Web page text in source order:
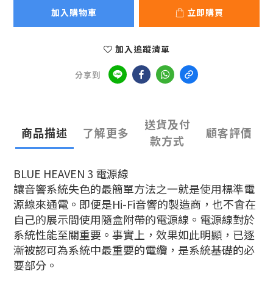
加入購物車 立即購買
加入追蹤清單
分享到
商品描述 了解更多
送貨及付
款方式
顧客評價
BLUE HEAVEN 3 電源線
讓音響系統失色的最簡單方法之一就是使用標準電
源線來通電。即便是Hi-Fi音響的製造商，也不會在
自己的展示間使用隨盒附帶的電源線。電源線對於
系統性能至關重要。事實上，效果如此明顯，已逐
漸被認可為系統中最重要的電纜，是系統基礎的必
要部分。